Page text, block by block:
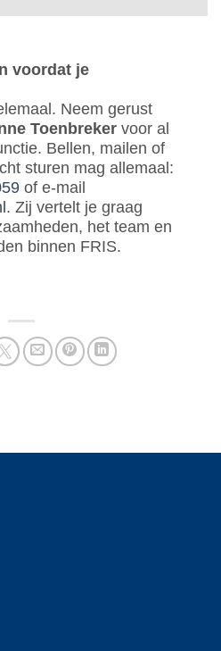
voordat je
Neem gerust
Toenbreker voor al
Bellen, mailen of
sturen mag allemaal:
of e-mail
. Zij vertelt je graag
het team en
binnen FRIS.